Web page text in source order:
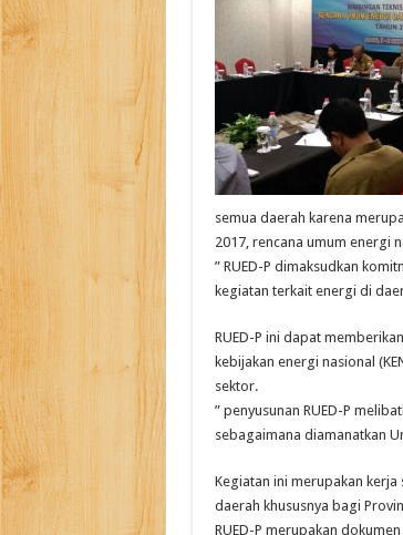
semua daerah karena
2017, rencana umum energi
” RUED-P dimaksudkan
kegiatan terkait energi di
RUED-P ini dapat
kebijakan energi nasional
sektor.
” penyusunan RUED-P
sebagaimana diamanatkan
Kegiatan ini merupakan kerja
daerah khususnya bagi
RUED-P merupakan